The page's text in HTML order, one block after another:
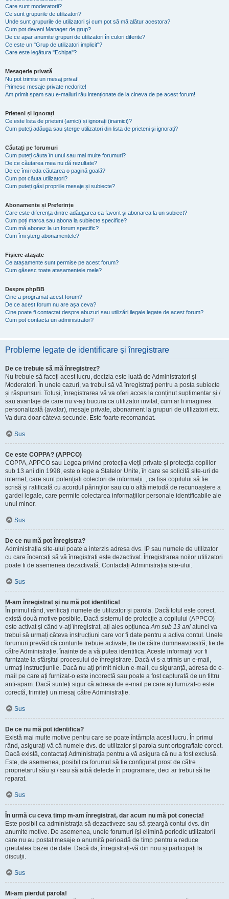
Care sunt moderatorii?
Ce sunt grupurile de utilizatori?
Unde sunt grupurile de utilizatori și cum pot să mă alătur acestora?
Cum pot deveni Manager de grup?
De ce apar anumite grupuri de utilizatori în culori diferite?
Ce este un "Grup de utilizatori implicit"?
Care este legătura "Echipa"?
Mesagerie privată
Nu pot trimite un mesaj privat!
Primesc mesaje private nedorite!
Am primit spam sau e-mailuri rău intenționate de la cineva de pe acest forum!
Prieteni și ignorați
Ce este lista de prieteni (amici) și ignorați (inamici)?
Cum puteți adăuga sau șterge utilizatori din lista de prieteni și ignorați?
Căutați pe forumuri
Cum puteți căuta în unul sau mai multe forumuri?
De ce căutarea mea nu dă rezultate?
De ce îmi reda căutarea o pagină goală?
Cum pot căuta utilizatori?
Cum puteți găsi propriile mesaje și subiecte?
Abonamente și Preferințe
Care este diferența dintre adăugarea ca favorit și abonarea la un subiect?
Cum poți marca sau abona la subiecte specifice?
Cum mă abonez la un forum specific?
Cum îmi șterg abonamentele?
Fișiere atașate
Ce atașamente sunt permise pe acest forum?
Cum găsesc toate atașamentele mele?
Despre phpBB
Cine a programat acest forum?
De ce acest forum nu are așa ceva?
Cine poate fi contactat despre abuzuri sau utilizări ilegale legate de acest forum?
Cum pot contacta un administrator?
Probleme legate de identificare și înregistrare
De ce trebuie să mă înregistrez?
Nu trebuie să faceți acest lucru, decizia este luată de Administratori și
Moderatori. În unele cazuri, va trebui să vă înregistrați pentru a posta subiecte
și răspunsuri. Totuși, înregistrarea vă va oferi acces la conținut suplimentar și /
sau avantaje de care nu v-ați bucura ca utilizator invitat, cum ar fi imaginea
personalizată (avatar), mesaje private, abonament la grupuri de utilizatori etc.
Va dura doar câteva secunde. Este foarte recomandat.
Sus
Ce este COPPA? (APPCO)
COPPA, APPCO sau Legea privind protecția vieții private și protecția copiilor
sub 13 ani din 1998, este o lege a Statelor Unite, în care se solicită site-uri de
internet, care sunt potențiali colectori de informații. , ca fișa copilului să fie
scrisă și ratificată cu acordul părinților sau cu o altă metodă de recunoaștere a
gardei legale, care permite colectarea informațiilor personale identificabile ale
unui minor.
Sus
De ce nu mă pot înregistra?
Administrația site-ului poate a interzis adresa dvs. IP sau numele de utilizator
cu care încercați să vă înregistrați este dezactivat. Înregistrarea noilor utilizatori
poate fi de asemenea dezactivată. Contactați Administrația site-ului.
Sus
M-am înregistrat și nu mă pot identifica!
În primul rând, verificați numele de utilizator și parola. Dacă totul este corect,
există două motive posibile. Dacă sistemul de protecție a copilului (APPCO)
este activat și când v-ați înregistrat, ați ales opțiuneaAm sub 13 ani atunci va
trebui să urmați câteva instrucțiuni care vor fi date pentru a activa contul. Unele
forumuri prevăd că conturile trebuie activate, fie de către dumneavoastră, fie de
către Administrație, înainte de a vă putea identifica; Aceste informații vor fi
furnizate la sfârșitul procesului de înregistrare. Dacă vi s-a trimis un e-mail,
urmați instrucțiunile. Dacă nu ați primit niciun e-mail, cu siguranță, adresa de e-
mail pe care ați furnizat-o este incorectă sau poate a fost capturată de un filtru
anti-spam. Dacă sunteți sigur că adresa de e-mail pe care ați furnizat-o este
corectă, trimiteți un mesaj către Administrație.
Sus
De ce nu mă pot identifica?
Există mai multe motive pentru care se poate întâmpla acest lucru. În primul
rând, asigurați-vă că numele dvs. de utilizator și parola sunt ortografiate corect.
Dacă există, contactați Administrația pentru a vă asigura că nu a fost exclusă.
Este, de asemenea, posibil ca forumul să fie configurat prost de către
proprietarul său și / sau să aibă defecte în programare, deci ar trebui să fie
reparat.
Sus
În urmă cu ceva timp m-am înregistrat, dar acum nu mă pot conecta!
Este posibil ca administrația să dezactiveze sau să șteargă contul dvs. din
anumite motive. De asemenea, unele forumuri își elimină periodic utilizatorii
care nu au postat mesaje o anumită perioadă de timp pentru a reduce
greutatea bazei de date. Dacă da, înregistrați-vă din nou și participați la
discuții.
Sus
Mi-am pierdut parola!